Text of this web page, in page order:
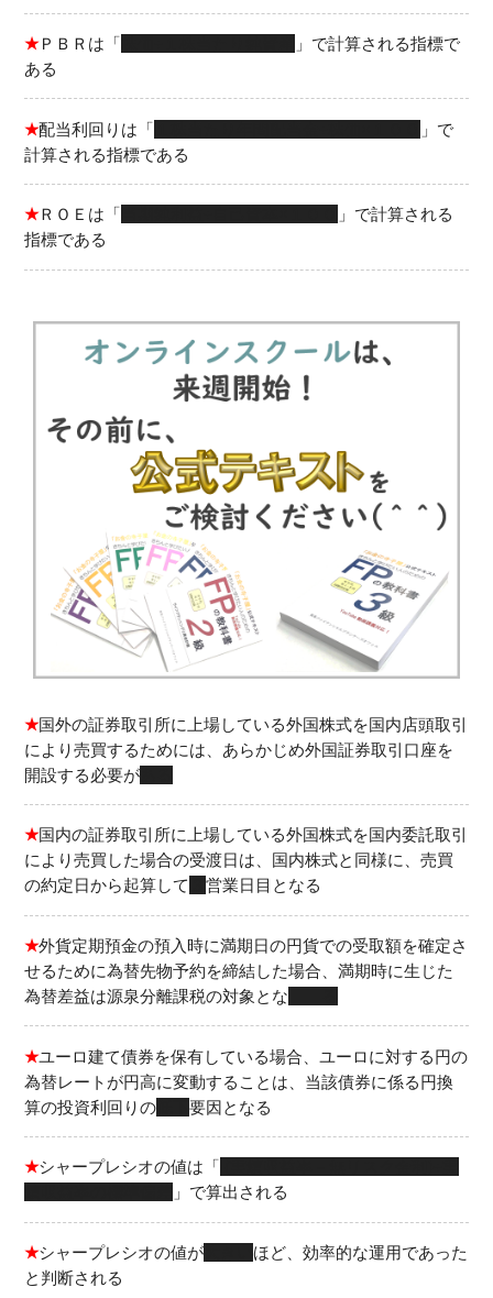
★ＰＢＲは「
」で計算される指標で
ある
★配当利回りは「
」で
計算される指標である
★ＲＯＥは「
」で計算される
指標である
★国外の証券取引所に上場している外国株式を国内店頭取引
により売買するためには、あらかじめ外国証券取引口座を
開設する必要がある
★国内の証券取引所に上場している外国株式を国内委託取引
により売買した場合の受渡日は、国内株式と同様に、売買
の約定日から起算して
営業日目となる
★外貨定期預金の預入時に満期日の円貨での受取額を確定さ
せるために為替先物予約を締結した場合、満期時に生じた
為替差益は源泉分離課税の対象とな
★ユーロ建て債券を保有している場合、ユーロに対する円の
為替レートが円高に変動することは、当該債券に係る円換
算の投資利回りの低下 要因となる
★シャープレシオの値は「
」で算出される
★シャープレシオの値が大きい ほど、効率的な運用であった
と判断される